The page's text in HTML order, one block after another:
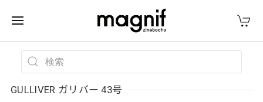
GULLIVER ガリバー 43号